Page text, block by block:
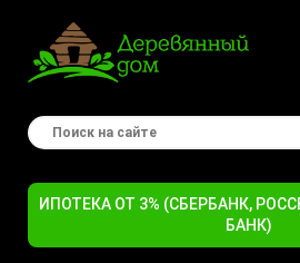
ИПОТЕКА ОТ 3% (СБЕРБАНК,
БАНК)